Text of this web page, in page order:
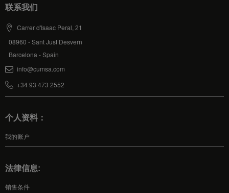
联系我们
Carrer d'Isaac Peral, 21
08960 - Sant Just Desvern
Barcelona - Spain
info@cumsa.com
+34 93 473 2552
个人资料：
我的账户
法律信息:
销售条件